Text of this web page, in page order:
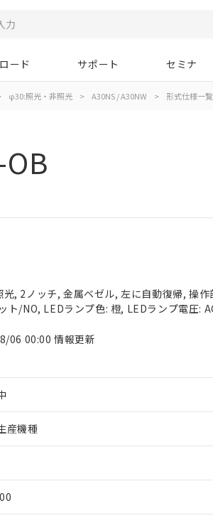
ード サポート セミナ
φ30:照光・非照光 > A30NS / A30NW > 形式仕様一覧
, 2ノッチ, 金属ベゼル, 左に自動復帰, 操
ト/NO, LEDランプ色: 橙, LEDランプ電圧:
06 00:00 情報更新
産機種